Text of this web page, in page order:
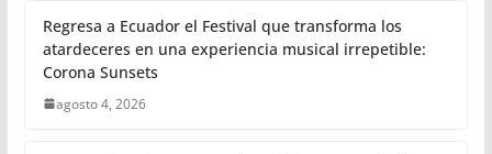
Regresa a Ecuador el Festival que transforma los
atardeceres en una experiencia musical irrepetible:
Corona Sunsets
agosto 4, 2026